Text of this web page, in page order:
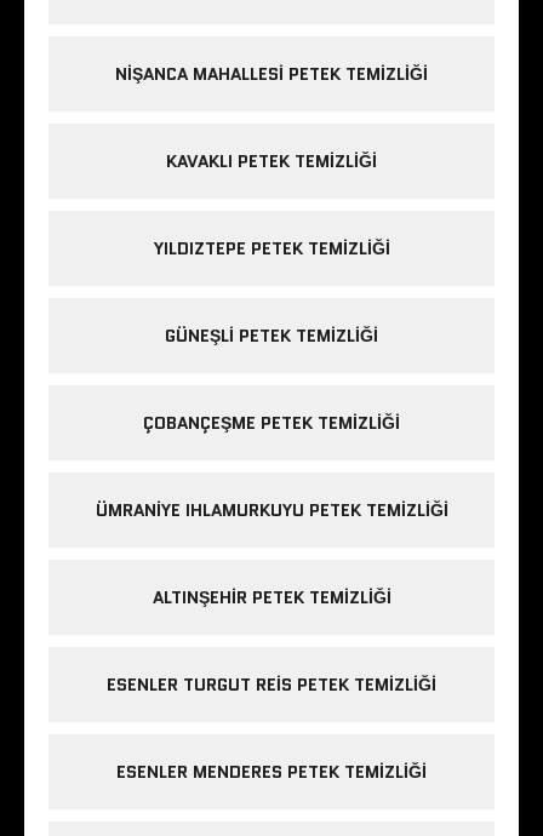
NIŞANCA MAHALLESI PETEK TEMIZLIĞI
KAVAKLI PETEK TEMIZLIĞI
YILDIZTEPE PETEK TEMIZLIĞI
GÜNEŞLI PETEK TEMIZLIĞI
ÇOBANÇEŞME PETEK TEMIZLIĞI
ÜMRANIYE IHLAMURKUYU PETEK TEMIZLIĞI
ALTINŞEHIR PETEK TEMIZLIĞI
ESENLER TURGUT REIS PETEK TEMIZLIĞI
ESENLER MENDERES PETEK TEMIZLIĞI